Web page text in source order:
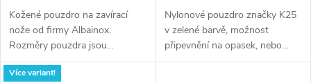
Kožené pouzdro na zavírací
nože od firmy Albainox.
Rozměry pouzdra jsou
15cmx6cm, zavírání je zařízeno
drukem, vzadu úchyt na
Nylonové pouzdro značky K25
v zelené barvě, možnost
připevnění na opasek, nebo
MOLLE vazbu, zapínání přes
Více variant!